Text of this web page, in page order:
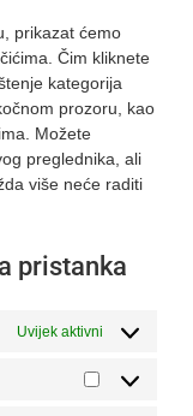
prikazat ćemo
Čim kliknete
kategorija
prozoru, kao
Možete
preglednika, ali
više neće raditi
pristanka
Uvijek aktivni
Statistics